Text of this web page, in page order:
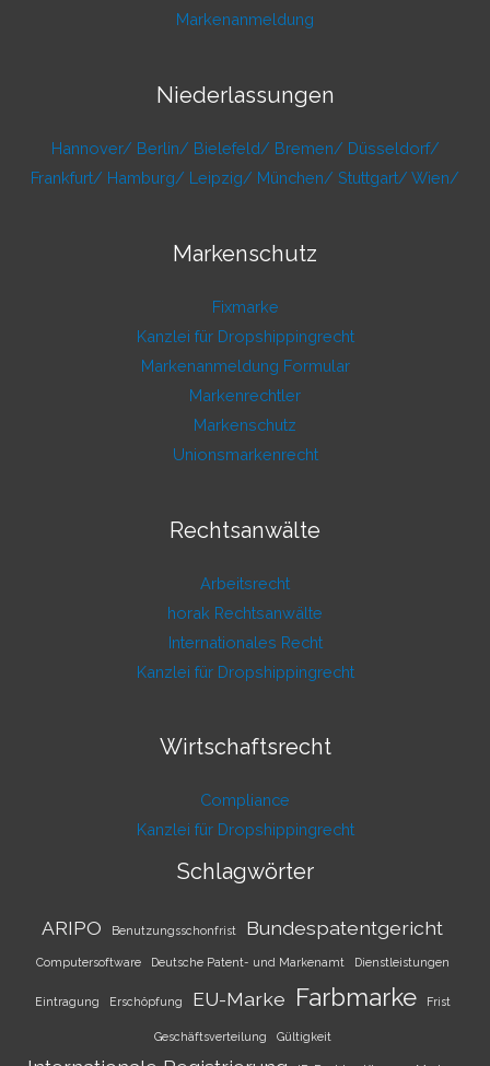
Markenanmeldung
Niederlassungen
Hannover/ Berlin/ Bielefeld/ Bremen/ Düsseldorf/
Frankfurt/ Hamburg/ Leipzig/ München/ Stuttgart/ Wien/
Markenschutz
Fixmarke
Kanzlei für Dropshippingrecht
Markenanmeldung Formular
Markenrechtler
Markenschutz
Unionsmarkenrecht
Rechtsanwälte
Arbeitsrecht
horak Rechtsanwälte
Internationales Recht
Kanzlei für Dropshippingrecht
Wirtschaftsrecht
Compliance
Kanzlei für Dropshippingrecht
Schlagwörter
ARIPO Benutzungsschonfrist Bundespatentgericht
Computersoftware Deutsche Patent- und Markenamt Dienstleistungen
Eintragung Erschöpfung EU-Marke Farbmarke Frist
Geschäftsverteilung Gültigkeit